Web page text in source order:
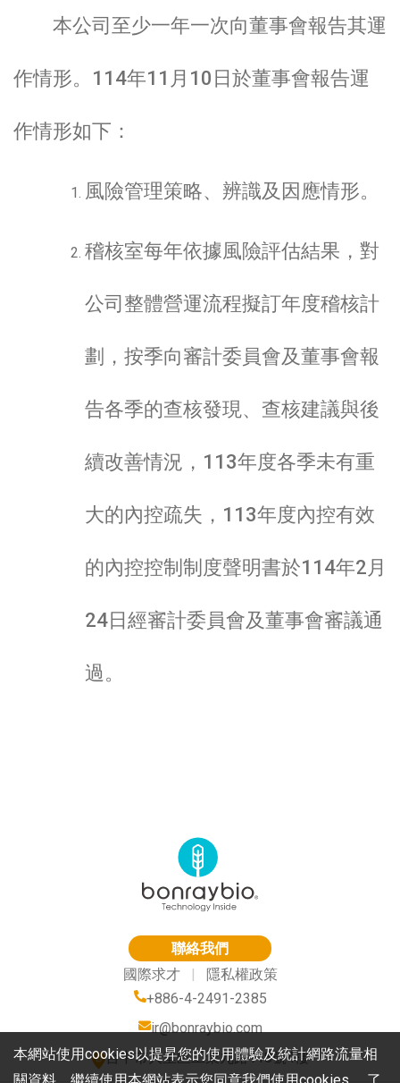
本公司至少一年一次向董事會報告其運
作情形。114年11月10日於董事會報告運
作情形如下：
風險管理策略、辨識及因應情形。
稽核室每年依據風險評估結果，對
公司整體營運流程擬訂年度稽核計
劃，按季向審計委員會及董事會報
告各季的查核發現、查核建議與後
續改善情況，113年度各季未有重
大的內控疏失，113年度內控有效
的內控控制制度聲明書於114年2月
24日經審計委員會及董事會審議通
過。
聯絡我們
國際求才
隱私權政策
+886-4-2491-2385
ir@bonraybio.com
台中市大里區工業九路118號4樓
本網站使用cookies以提昇您的使用體驗及統計網路流量相